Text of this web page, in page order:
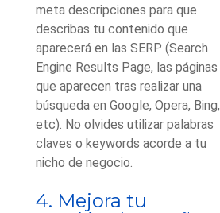
meta descripciones para que
describas tu contenido que
aparecerá en las SERP (Search
Engine Results Page, las páginas
que aparecen tras realizar una
búsqueda en Google, Opera, Bing,
etc). No olvides utilizar palabras
claves o keywords acorde a tu
nicho de negocio.
4. Mejora tu